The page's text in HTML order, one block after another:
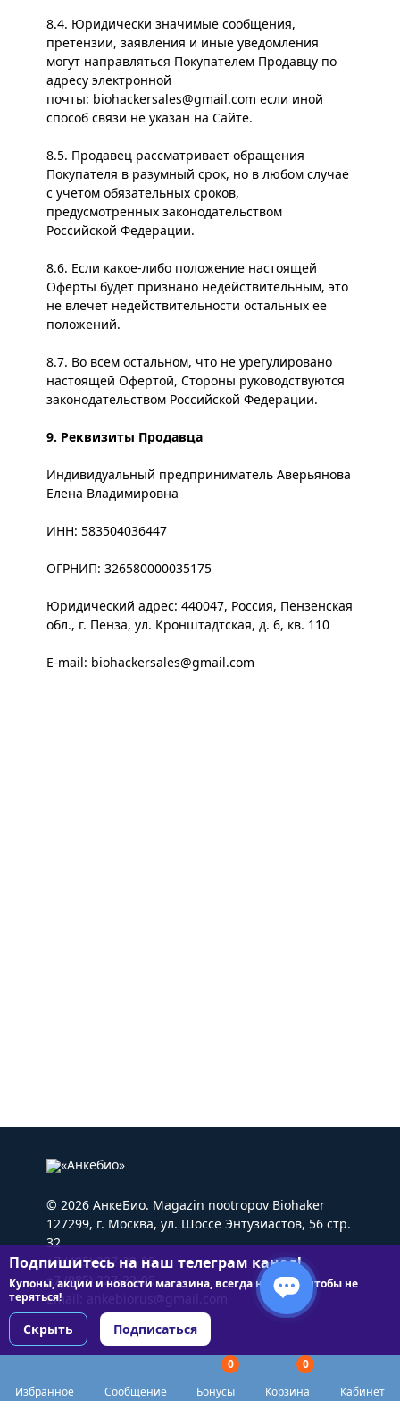
Избранное Сообщение
0
Бонусы
0
Корзина
Кабинет
8.4. Юридически значимые сообщения,
претензии, заявления и иные уведомления
могут направляться Покупателем Продавцу по
адресу электронной
почты: biohackersales@gmail.com если иной
способ связи не указан на Сайте.
8.5. Продавец рассматривает обращения
Покупателя в разумный срок, но в любом случае
с учетом обязательных сроков,
предусмотренных законодательством
Российской Федерации.
8.6. Если какое-либо положение настоящей
Оферты будет признано недействительным, это
не влечет недействительности остальных ее
положений.
8.7. Во всем остальном, что не урегулировано
настоящей Офертой, Стороны руководствуются
законодательством Российской Федерации.
9. Реквизиты Продавца
Индивидуальный предприниматель Аверьянова
Елена Владимировна
ИНН: 583504036447
ОГРНИП: 326580000035175
Юридический адрес: 440047, Россия, Пензенская
обл., г. Пенза, ул. Кронштадтская, д. 6, кв. 110
E-mail: biohackersales@gmail.com
© 2026 АнкеБио. Magazin nootropov Biohaker
127299, г. Москва, ул. Шоссе Энтузиастов, 56 стр.
32
+7 (495) 227-22-05
+7 (985) 227-22-05
Email: ankebiorus@gmail.com
Подпишитесь на наш телеграм канал!
Купоны, акции и новости магазина, всегда на связи чтобы не
теряться!
Скрыть Подписаться